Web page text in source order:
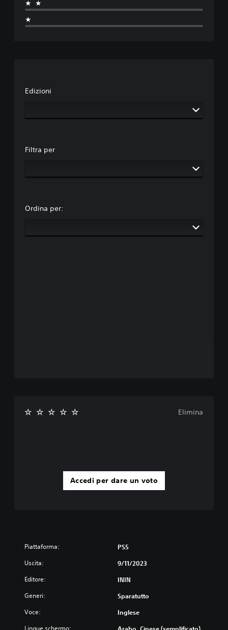
★★
★
Edizioni
Filtra per
Ordina per:
Accedi per dare un voto
Elimina
Piattaforma: PS5
Uscita: 9/11/2023
Editore: ININ
Generi: Sparatutto
Voce: Inglese
Lingue schermo: